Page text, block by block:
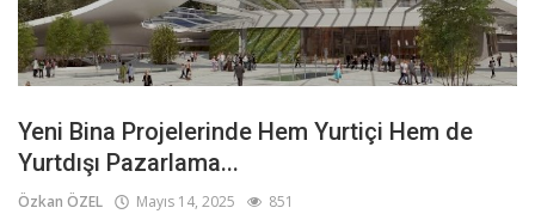
Yeni Bina Projelerinde Hem Yurtiçi Hem de
Yurtdışı Pazarlama...
Özkan ÖZEL Mayıs 14, 2025 851